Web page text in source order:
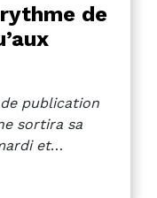
de
publication
sortira sa
et